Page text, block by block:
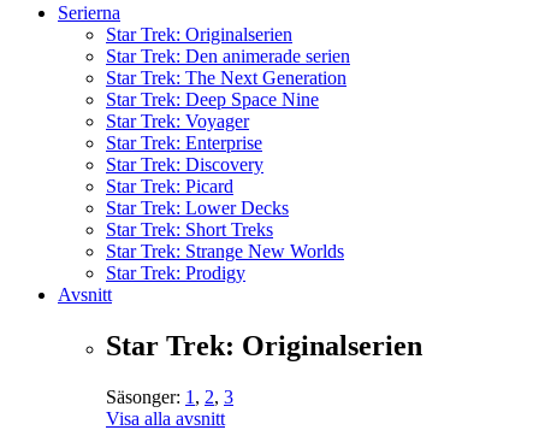
Serierna
Star Trek: Originalserien
Star Trek: Den animerade serien
Star Trek: The Next Generation
Star Trek: Deep Space Nine
Star Trek: Voyager
Star Trek: Enterprise
Star Trek: Discovery
Star Trek: Picard
Star Trek: Lower Decks
Star Trek: Short Treks
Star Trek: Strange New Worlds
Star Trek: Prodigy
Avsnitt
Star Trek: Originalserien
Säsonger: 1 , 2, 3
Visa alla avsnitt